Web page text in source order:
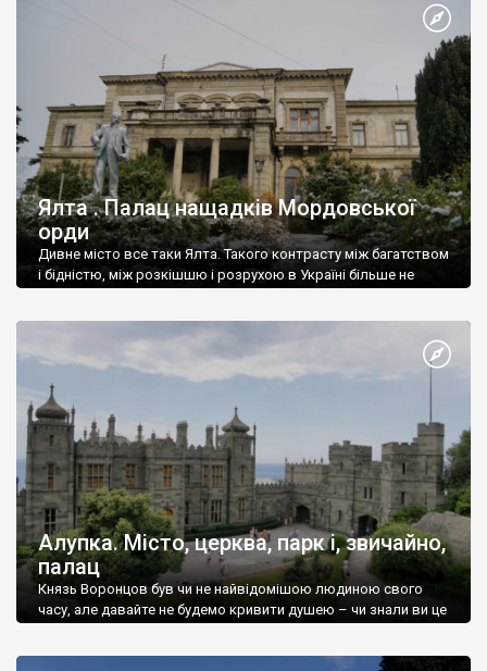
Ялта . Палац нащадків Мордовської
орди
Дивне місто все таки Ялта. Такого контрасту між багатством
і бідністю, між розкішшю і розрухою в Україні більше не
Алупка. Місто, церква, парк і, звичайно,
палац
Князь Воронцов був чи не найвідомішою людиною свого
часу, але давайте не будемо кривити душею – чи знали ви це